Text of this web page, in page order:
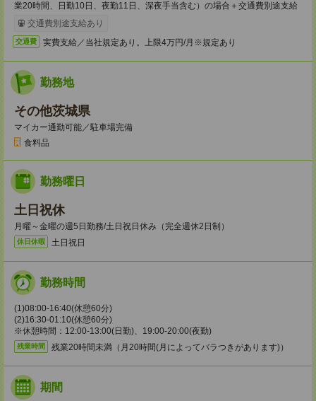
業20時間、日勤10日、夜勤11日、深夜手当含む）の場合＋交通費別途支給
交通費別途支給あり
交通費 実費支給／当社規定あり。上限4万円/月※規定あり
勤務地
その他茨城県
マイカー通勤可能／駐車場完備
食料品
勤務曜日
土日祝休
月曜～金曜の週5日勤務/土日祝日休み（完全週休2日制）
休日休暇 土日祝日
勤務時間
(1)08:00-16:40(休憩60分)
(2)16:30-01:10(休憩60分)
※休憩時間：12:00-13:00(日勤)、19:00-20:00(夜勤)
残業時間 残業20時間未満（月20時間(月によってバラつきがあります)）
期間